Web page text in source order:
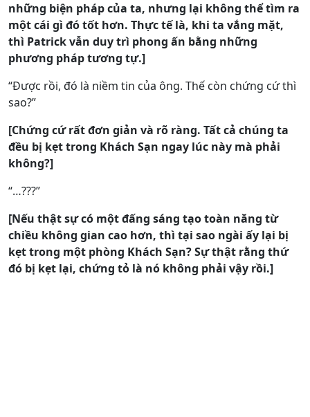
những biện pháp của ta, nhưng lại không thể tìm ra
một cái gì đó tốt hơn. Thực tế là, khi ta vắng mặt,
thì Patrick vẫn duy trì phong ấn bằng những
phương pháp tương tự.]
“Được rồi, đó là niềm tin của ông. Thế còn chứng cứ thì
sao?”
[Chứng cứ rất đơn giản và rõ ràng. Tất cả chúng ta
đều bị kẹt trong Khách Sạn ngay lúc này mà phải
không?]
“…???”
[Nếu thật sự có một đấng sáng tạo toàn năng từ
chiều không gian cao hơn, thì tại sao ngài ấy lại bị
kẹt trong một phòng Khách Sạn? Sự thật rằng thứ
đó bị kẹt lại, chứng tỏ là nó không phải vậy rồi.]